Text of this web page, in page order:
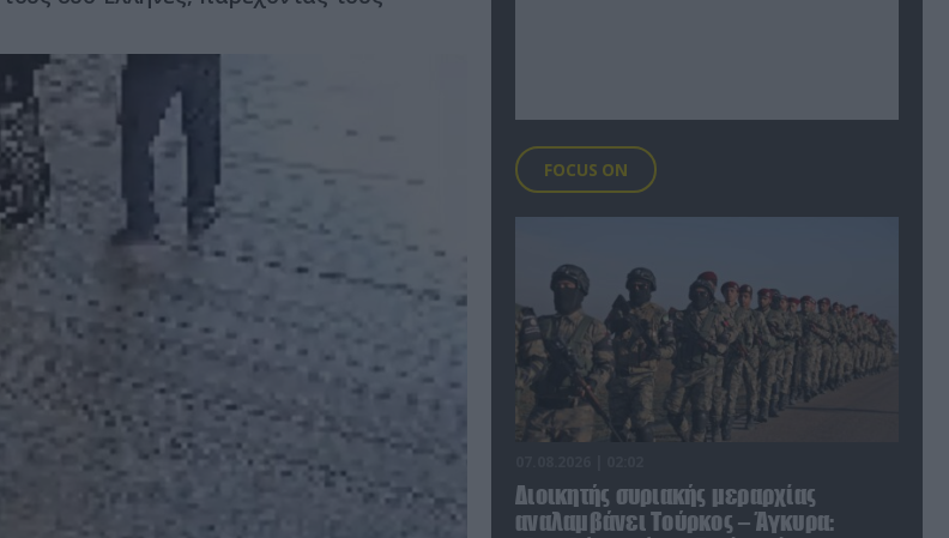
FOCUS ON
Διοικητής συριακής μεραρχίας
αναλαμβάνει Τούρκος – Άγκυρα: